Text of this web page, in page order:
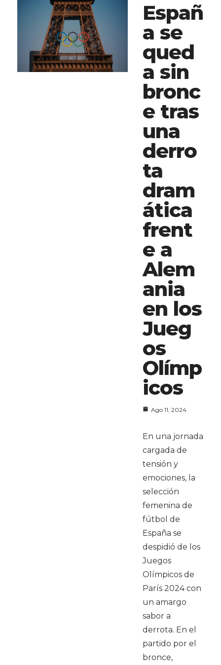
Españ
a se
qued
a sin
bronc
e tras
una
derro
ta
dram
ática
frent
e a
Alem
ania
en los
Jueg
os
Olímp
icos
Ago 11, 2024
En una jornada
cargada de
tensión y
emociones, la
selección
femenina de
fútbol de
España se
despidió de los
Juegos
Olímpicos de
París 2024 con
un amargo
sabor a
derrota. En el
partido por el
bronce,